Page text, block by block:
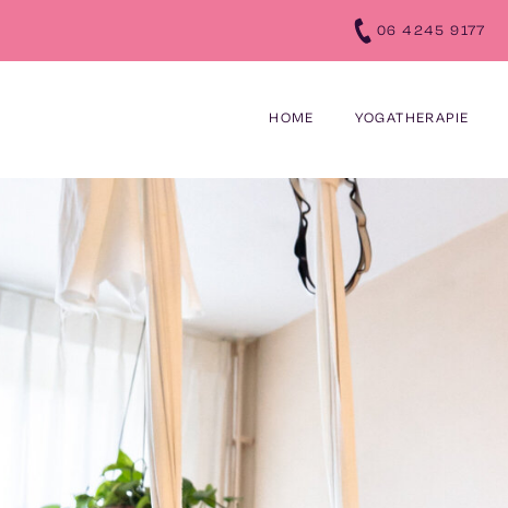
‪06 4245 9177‬
YOGATHERAPIE
HOME